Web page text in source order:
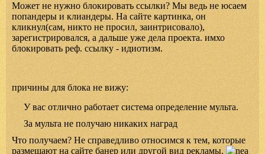
Может не нужно блокировать ссылки? Мы ведь не юсаем
попандеры и клиандеры. На сайте картинка, он
кликнул(сам, никто не просил, заинтрисовало),
зарегистрировался, а дальше уже дела проекта. имхо
блокировать реф. ссылку - идиотизм.
причины для блока не вижу:
У вас отлично работает система определение мульта.
За мульта не получаю никаких наград
Что получаем? Не справедливо относимся к тем, которые
размещают на сайте банер или другой вид рекламы.